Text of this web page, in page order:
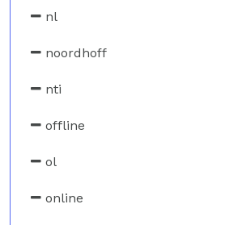
nl
noordhoff
nti
offline
ol
online